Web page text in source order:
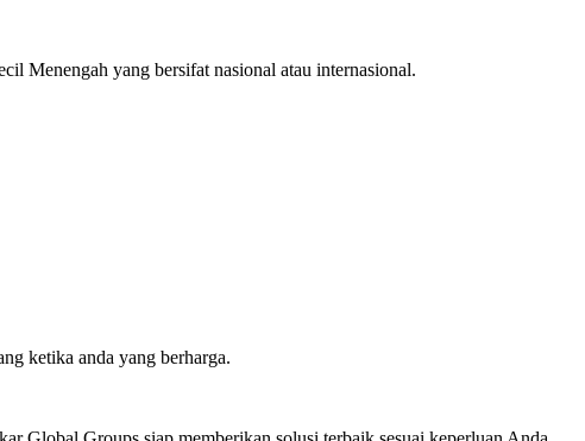
Menengah yang bersifat nasional atau internasional.
ketika anda yang berharga.